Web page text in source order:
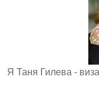
Я Таня Гилева -